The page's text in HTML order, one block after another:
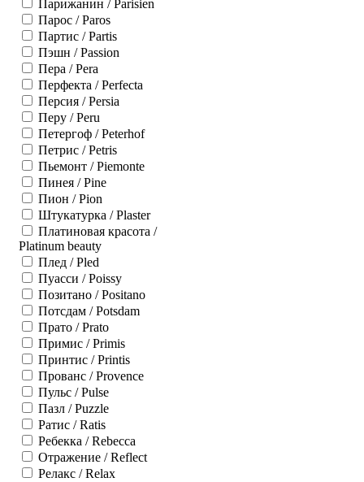
Парижанин / Parisien
Парос / Paros
Партис / Partis
Пэшн / Passion
Пера / Pera
Перфекта / Perfecta
Персия / Persia
Перу / Peru
Петергоф / Peterhof
Петрис / Petris
Пьемонт / Piemonte
Пинея / Pine
Пион / Pion
Штукатурка / Plaster
Платиновая красота /
Platinum beauty
Плед / Pled
Пуасси / Poissy
Позитано / Positano
Потсдам / Potsdam
Прато / Prato
Примис / Primis
Принтис / Printis
Прованс / Provence
Пульс / Pulse
Пазл / Puzzle
Ратис / Ratis
Ребекка / Rebecca
Отражение / Reflect
Релакс / Relax